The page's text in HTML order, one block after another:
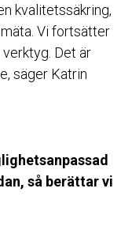
kvalitetssäkring,
Vi fortsätter
Det är
säger Katrin
så berättar vi